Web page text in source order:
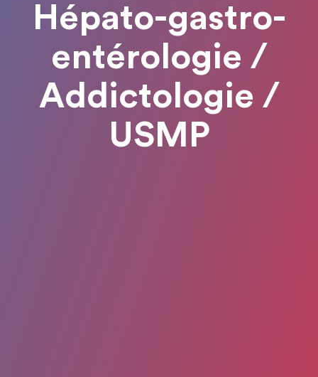
Hépato-gastro-
entérologie /
Addictologie /
USMP